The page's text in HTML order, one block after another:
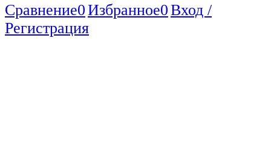
Сравнение0Избранное0Вход /
Регистрация